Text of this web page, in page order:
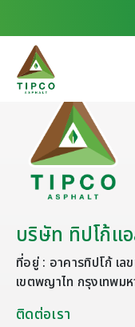
บริษัท ทิปโก้แ
ที่อยู่ : อาคารทิปโก้ เ
เขตพญาไท กรุงเทพม
ติดต่อเรา